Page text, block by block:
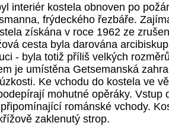
interiér kostela obnoven po
frýdeckého řezbáře.
získána v roce 1962 ze
cesta byla darována
- byla totiž příliš velkých
je umístěna Getsemanská
Ke vchodu do kostela ve
mohutné opěráky. Vstup
románské vchody.
zaklenutý strop.